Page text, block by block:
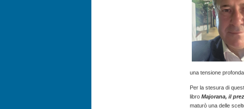
una tensione
Per la stesura di
libro Majorana, il
maturò una delle